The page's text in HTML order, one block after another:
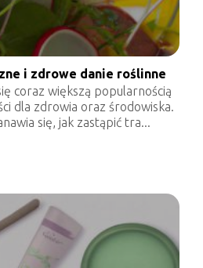
i zdrowe danie roślinne
coraz większą popularnością
dla zdrowia oraz środowiska.
się, jak zastąpić tra...